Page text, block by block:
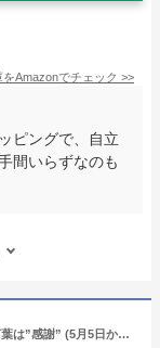
をAmazonでチェック >>
ピングで、自立
間いらずなのも
生花 花束 ひまわり ブーケS（ヒマワリ） 花言葉は”感謝” (5月5日から5月18日のお届け不可）